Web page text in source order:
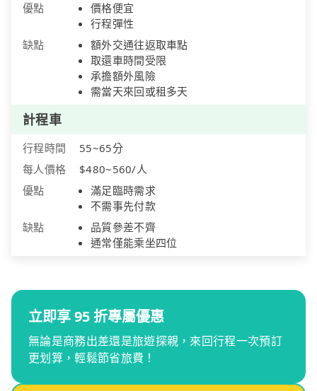
優點
價格便宜
行程彈性
缺點
額外交通往返取車點
取還車時間受限
承擔額外風險
需當天來回或租多天
計程車
行程時間
55~65分
每人價格
$480~560/人
優點
滿足臨時需求
不需事先付款
缺點
品質參差不齊
通常僅能乘坐四位
立即享 95 折專屬優惠
無論是商務出差還是旅遊探親，來回行程一次預訂
更划算，輕鬆節省旅費！